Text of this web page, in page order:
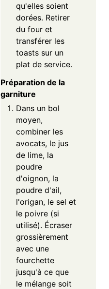
qu'elles soient
dorées. Retirer
du four et
transférer les
toasts sur un
plat de service.
Préparation de la
garniture
Dans un bol
moyen,
combiner les
avocats, le jus
de lime, la
poudre
d'oignon, la
poudre d'ail,
l'origan, le sel et
le poivre (si
utilisé). Écraser
grossièrement
avec une
fourchette
jusqu'à ce que
le mélange soit